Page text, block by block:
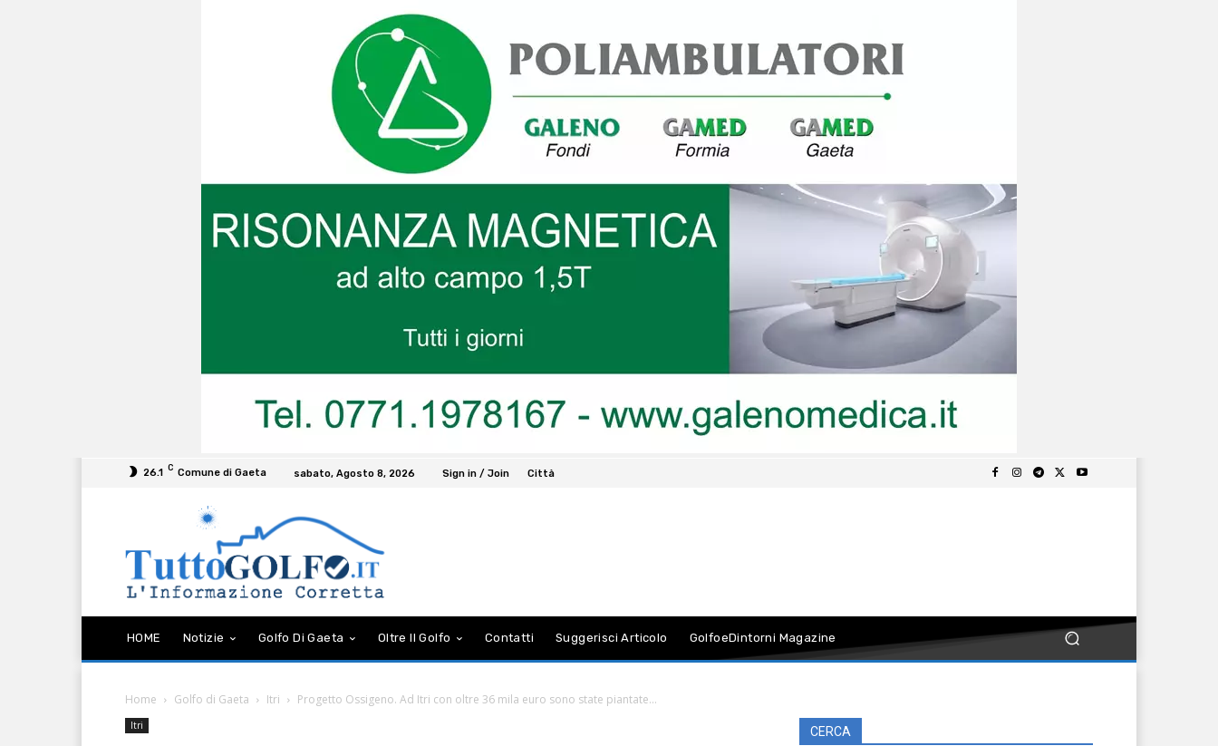
26.1 C Comune di Gaeta sabato, Agosto 8, 2026 Sign in / Join Città
HOME Notizie Golfo Di Gaeta Oltre Il Golfo Contatti Suggerisci Articolo GolfoeDintorni Magazine
Home Golfo di Gaeta Itri Progetto Ossigeno. Ad Itri con oltre 36 mila euro sono state piantate...
Itri CERCA